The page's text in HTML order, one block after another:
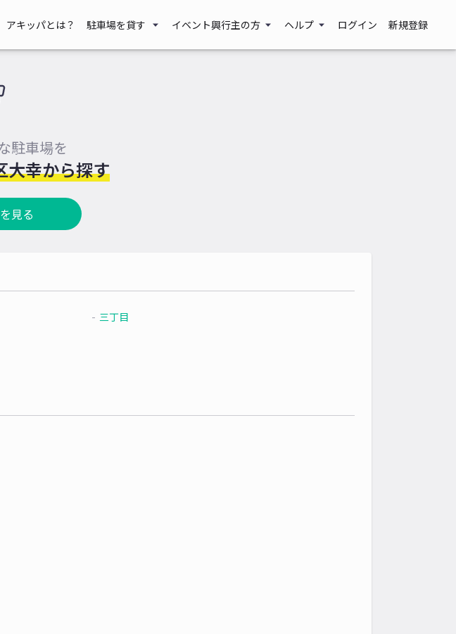
アキッパとは？ 駐車場を貸す イベント興行主の方 ヘルプ ログイン 新規登録
駐車場を
大幸から探す
見る
三丁目